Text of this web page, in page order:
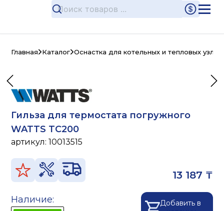
Главная Каталог Оснастка для котельных и тепловых узлов
Гильза для термостата погружного
WATTS TC200
артикул:10013515
13 187 ₸
Наличие:
Добавить в